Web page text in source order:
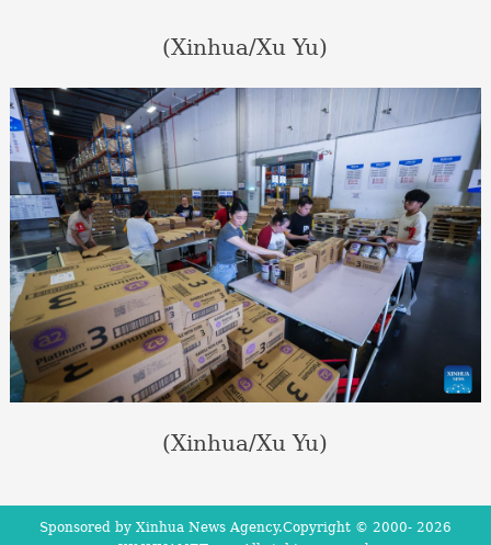
(Xinhua/Xu Yu)
(Xinhua/Xu Yu)
Sponsored by Xinhua News Agency.Copyright © 2000- 2026